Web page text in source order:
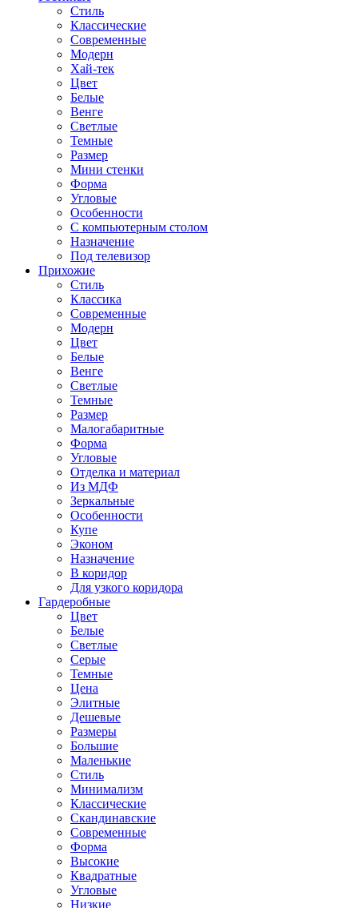
Стиль
Классические
Современные
Модерн
Хай-тек
Цвет
Белые
Венге
Светлые
Темные
Размер
Мини стенки
Форма
Угловые
Особенности
С компьютерным столом
Назначение
Под телевизор
Прихожие
Стиль
Классика
Современные
Модерн
Цвет
Белые
Венге
Светлые
Темные
Размер
Малогабаритные
Форма
Угловые
Отделка и материал
Из МДФ
Зеркальные
Особенности
Купе
Эконом
Назначение
В коридор
Для узкого коридора
Гардеробные
Цвет
Белые
Светлые
Серые
Темные
Цена
Элитные
Дешевые
Размеры
Большие
Маленькие
Стиль
Минимализм
Классические
Скандинавские
Современные
Форма
Высокие
Квадратные
Угловые
Низкие